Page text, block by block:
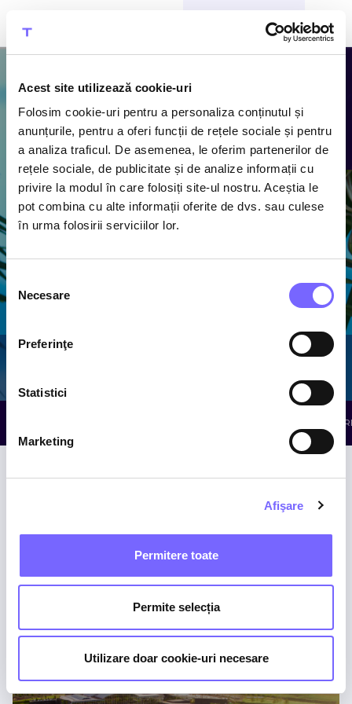
Acest site utilizează cookie-uri
Folosim cookie-uri pentru a personaliza conținutul și
anunțurile, pentru a oferi funcții de rețele sociale și pentru
a analiza traficul. De asemenea, le oferim partenerilor de
rețele sociale, de publicitate și de analize informații cu
privire la modul în care folosiți site-ul nostru. Aceștia le
pot combina cu alte informații oferite de dvs. sau culese
în urma folosirii serviciilor lor.
Selecția
consimțământului
Necesare
Preferinţe
Statistici
Marketing
Afişare
Permitere toate
Permite selecția
Utilizare doar cookie-uri necesare
CUMPĂRĂ BILETE
Atracțiile
Therme
Descoperă piscine cu
apă termală caldă,
Piscine cu Minerale
THE PALM